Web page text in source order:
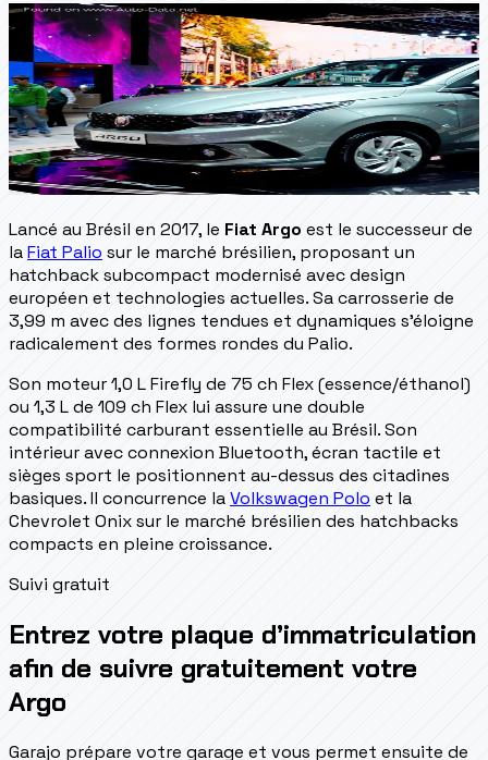
Lancé au Brésil en 2017, le Fiat Argo est le successeur de
laFiat Palio sur le marché brésilien, proposant un
hatchback subcompact modernisé avec design
européen et technologies actuelles. Sa carrosserie de
3,99 m avec des lignes tendues et dynamiques s'éloigne
radicalement des formes rondes du Palio.
Son moteur 1,0 L Firefly de 75 ch Flex (essence/éthanol)
ou 1,3 L de 109 ch Flex lui assure une double
compatibilité carburant essentielle au Brésil. Son
intérieur avec connexion Bluetooth, écran tactile et
sièges sport le positionnent au-dessus des citadines
basiques. Il concurrence laVolkswagen Polo et la
Chevrolet Onix sur le marché brésilien des hatchbacks
compacts en pleine croissance.
Suivi gratuit
Entrez votre plaque d’immatriculation
afin de suivre gratuitement votre
Argo
Garajo prépare votre garage et vous permet ensuite de